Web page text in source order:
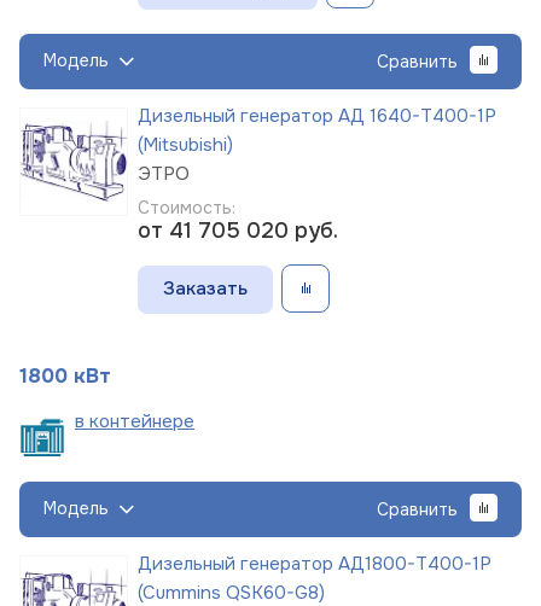
Модель Сравнить
Дизельный генератор АД 1640-Т400-1Р
(Mitsubishi)
ЭТРО
Стоимость:
от 41 705 020 руб.
Заказать
1800 кВт
в контейнере
Модель Сравнить
Дизельный генератор АД1800-Т400-1Р
(Cummins QSK60-G8)